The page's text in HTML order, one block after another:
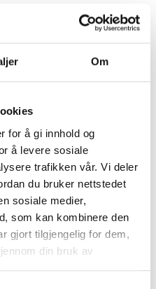
Om
for å gi innhold og
å levere sosiale
trafikken vår. Vi deler
du bruker nettstedet
sosiale medier,
som kan kombinere den
gjort tilgjengelig for dem,
din bruk av
Normal bulb, E27, 470
lm, 2700 K
48-339
In stock in65store